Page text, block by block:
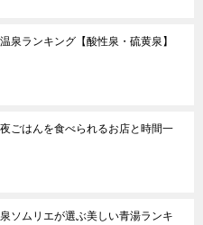
泉ランキング【酸性泉・硫黄泉】
ごはんを食べられるお店と時間一
ソムリエが選ぶ美しい青湯ランキ